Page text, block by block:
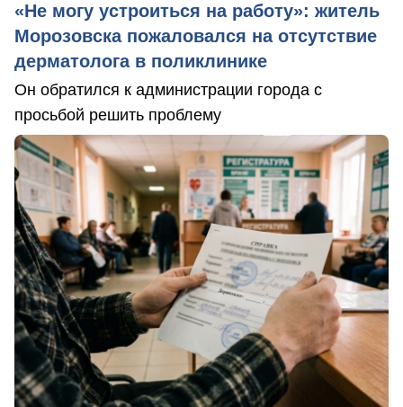
«Не могу устроиться на работу»: житель
Морозовска пожаловался на отсутствие
дерматолога в поликлинике
Он обратился к администрации города с
просьбой решить проблему